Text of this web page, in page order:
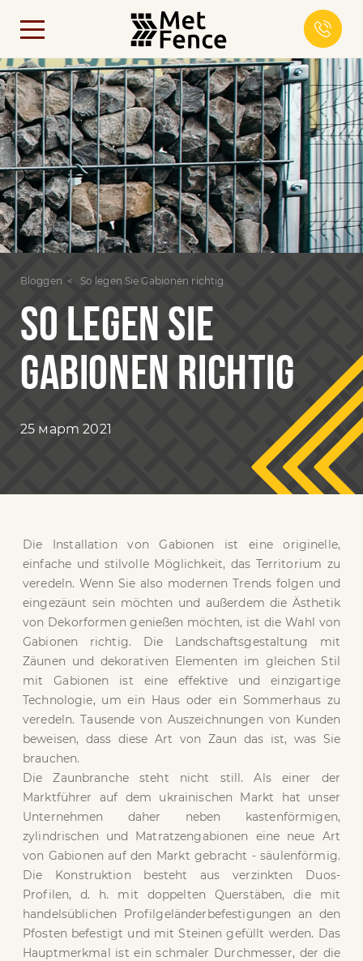
Bloggen So legen Sie Gabionen richtig
SO LEGEN SIE
GABIONEN RICHTIG
25 март 2021
Die Installation von Gabionen ist eine originelle,
einfache und stilvolle Möglichkeit, das Territorium zu
veredeln. Wenn Sie also modernen Trends folgen und
eingezäunt sein möchten und außerdem die Ästhetik
von Dekorformen genießen möchten, ist die Wahl von
Gabionen richtig. Die Landschaftsgestaltung mit
Zäunen und dekorativen Elementen im gleichen Stil
mit Gabionen ist eine effektive und einzigartige
Technologie, um ein Haus oder ein Sommerhaus zu
veredeln. Tausende von Auszeichnungen von Kunden
beweisen, dass diese Art von Zaun das ist, was Sie
brauchen.
Die Zaunbranche steht nicht still. Als einer der
Marktführer auf dem ukrainischen Markt hat unser
Unternehmen daher neben kastenförmigen,
zylindrischen und Matratzengabionen eine neue Art
von Gabionen auf den Markt gebracht - säulenförmig.
Die Konstruktion besteht aus verzinkten Duos-
Profilen, d. h. mit doppelten Querstäben, die mit
handelsüblichen Profilgeländerbefestigungen an den
Pfosten befestigt und mit Steinen gefüllt werden. Das
Hauptmerkmal ist ein schmaler Durchmesser, der die